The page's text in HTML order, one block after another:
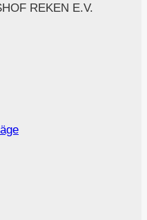
REKEN E.V.